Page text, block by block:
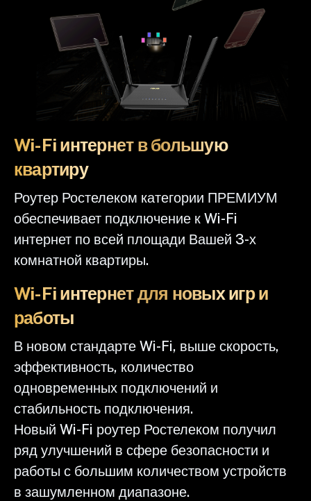
Wi-Fi интернет в большую
квартиру
Роутер Ростелеком категории ПРЕМИУМ
обеспечивает подключение к Wi-Fi
интернет по всей площади Вашей 3-х
комнатной квартиры.
Wi-Fi интернет для новых игр и
работы
В новом стандарте Wi-Fi, выше скорость,
эффективность, количество
одновременных подключений и
стабильность подключения.
Новый Wi-Fi роутер Ростелеком получил
ряд улучшений в сфере безопасности и
работы с большим количеством устройств
в зашумленном диапазоне.